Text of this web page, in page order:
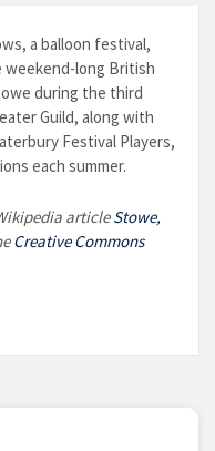
a balloon festival,
weekend-long British
during the third
Guild, along with
Festival Players,
each summer.
articleStowe,
Creative Commons